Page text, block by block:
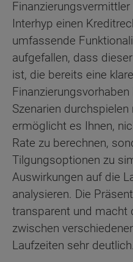
Interhyp einen
umfassende
aufgefallen, dass
ist, die bereits eine
Szenarien
ermöglicht es Ihnen,
Rate zu berechnen,
Tilgungsoptionen zu
Auswirkungen auf die
analysieren. Die
transparent und macht
zwischen
Laufzeiten sehr deutlich.